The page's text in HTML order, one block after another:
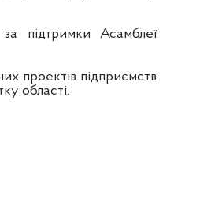
підтримки Асамблеї
проектів підприємств
області.